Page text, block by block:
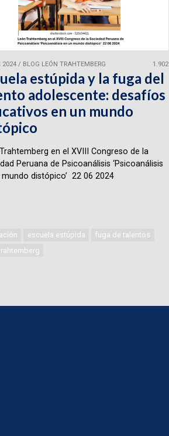
2024/ BLOG LEÓN TRAHTEMBERG 1.902
estúpida y la fuga del
adolescente: desafíos
en un mundo
en el XVIII Congreso de la
Peruana de Psicoanálisis ‘Psicoanálisis
mundo distópico’ 22 06 2024
escuela estúpida
fuga de talentos